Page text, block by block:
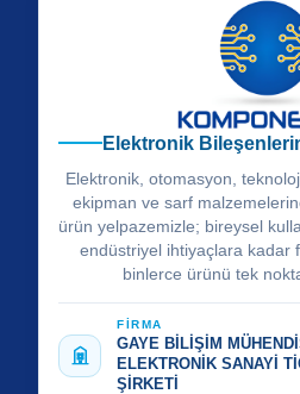
Elektronik
Elektronik, otomasyon,
ekipman ve sarf
ürün yelpazemizle; bireysel
endüstriyel ihtiyaçlara kadar
binlerce ürünü tek
FİRMA
GAYE BİLİŞİM
ELEKTRONİK SANAYİ
ŞİRKETİ